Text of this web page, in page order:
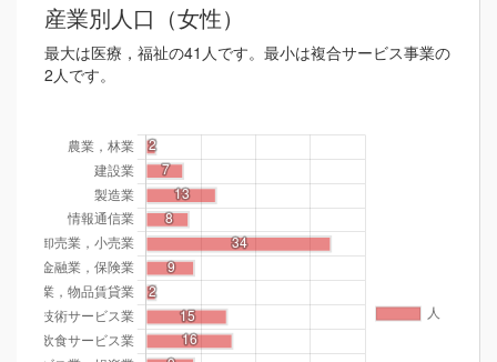
産業別人口（女性）
最大は医療，福祉の41人です。最小は複合サービス事業の
2人です。